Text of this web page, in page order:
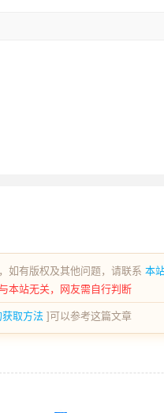
如有版权及其他问题，请联系 本
本站无关，网友需自行判断
取方法 ]可以参考这篇文章